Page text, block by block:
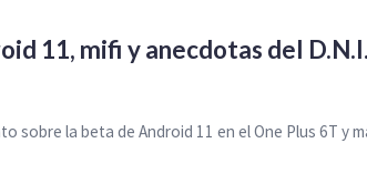
11, mifi y anecdotas del D.N.I.
sobre la beta de Android 11 en el One Plus 6T y